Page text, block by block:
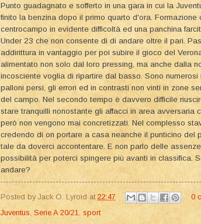
Punto guadagnato e sofferto in una gara in cui la
finito la benzina dopo il primo quarto d'ora. Formazione
centrocampo in evidente difficoltà ed una panchina
Under 23 che non consente di di andare oltre il pari.
addirittura in vantaggio per poi subire il gioco del
alimentato non solo dal loro pressing, ma anche dalla
incosciente voglia di ripartire dal basso. Sono numerosi i
palloni persi, gli errori ed in contrasti non vinti in zone
del campo. Nel secondo tempo è davvero difficile
stare tranquilli nonostante gli affacci in area avversaria
però non vengono mai concretizzati. Nel complesso
credendo di on portare a casa neanche il punticino del
tale da doverci accontentare. E non parlo delle
possibilità per poterci spingere più avanti in classifica.
andare?
Posted by Jack O. Lyroid at 22:47 0
Juventus, Serie A 20/21, sport